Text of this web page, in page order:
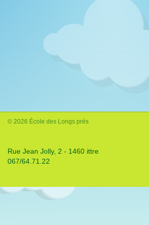
© 2026 École des Longs prés
Rue Jean Jolly, 2 - 1460 ittre
067/64.71.22